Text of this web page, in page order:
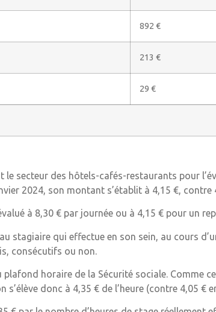
892 €
213 €
29 €
secteur des hôtels-cafés-restaurants pour
2024, son montant s’établit à 4,15 €, contre
à 8,30 € par journée ou à 4,15 € pour un
stagiaire qui effectue en son sein, au cours
consécutifs ou non.
horaire de la Sécurité sociale. Comme
donc à 4,35 € de l’heure (contre 4,05 €